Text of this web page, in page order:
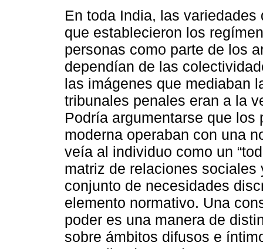
En toda India, las
que establecieron los
personas como parte de los
dependían de las
las imágenes que mediaban
tribunales penales eran a la
Podría argumentarse que
moderna operaban con una
veía al individuo como un
matriz de relaciones
conjunto de necesidades
elemento normativo. Una
poder es una manera de
sobre ámbitos difusos e